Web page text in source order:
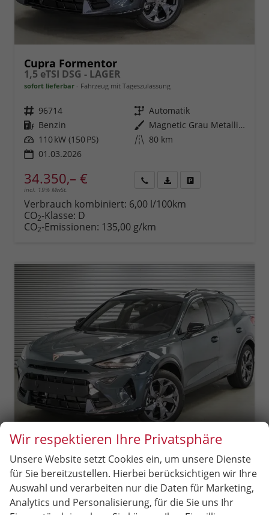
Cupra Formentor
1,5 eTSI DSG - LAGER
sofort lieferbar Fahrzeug mit Tageszulassung
Fahrzeugnr. 96714 Getriebe Automatik
Kraftstoff Benzin Außenfarbe
Magnetic Grau Metallic (S7)
Leistung 110 kW (150 PS) Kilometerstand 80 km
01.03.2026
34.350,– €
incl. 19% MwSt.
anfordern
Datei,
Verbrauch kombiniert: 6,00 l/100km
CO2-Klasse: D
CO2-Emissionen: 135,00 g/km
Cupra Formentor
1,5 eTSI DSG - LAGER
sofort lieferbar Fahrzeug mit Tageszulassung
Fahrzeugnr. 97261 GetriebeAutomatik
Wir respektieren Ihre Privatsphäre
Unsere Website setzt Cookies ein, um unsere Dienste
für Sie bereitzustellen. Hierbei berücksichtigen wir Ihre
Auswahl und verarbeiten nur die Daten für Marketing,
Analytics und Personalisierung, für die Sie uns Ihr